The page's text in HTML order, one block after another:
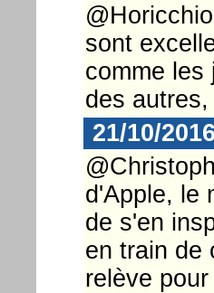
sont
comme les
des
21/10/
d'Apple, le
de s'en
en train de
relève